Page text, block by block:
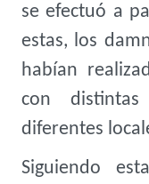
se efectuó a
estas, los
habían
con
diferentes
Siguiendo